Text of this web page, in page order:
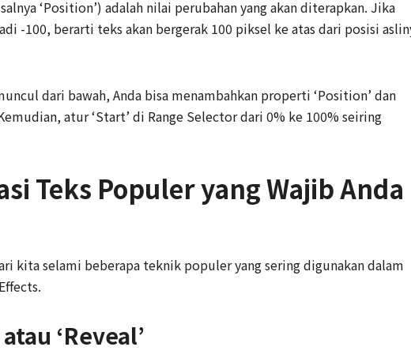
‘Position’) adalah nilai perubahan yang akan diterapkan. Jika
-100, berarti teks akan bergerak 100 piksel ke atas dari posisi
dari bawah, Anda bisa menambahkan properti ‘Position’ dan
atur ‘Start’ di Range Selector dari 0% ke 100% seiring
Teks Populer yang Wajib Anda
kita selami beberapa teknik populer yang sering digunakan dalam
‘Reveal’